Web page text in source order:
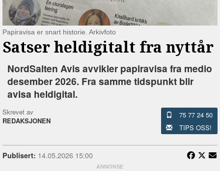
Papiravisa er snart historie. Arkivfoto
Satser heldigitalt fra nyttår
NordSalten Avis avvikler papiravisa fra medio
desember 2026. Fra samme tidspunkt blir
avisa heldigital.
Skrevet av
REDAKSJONEN
75 77 24 50
TIPS OSS!
Publisert: 14.05.2026 15:00